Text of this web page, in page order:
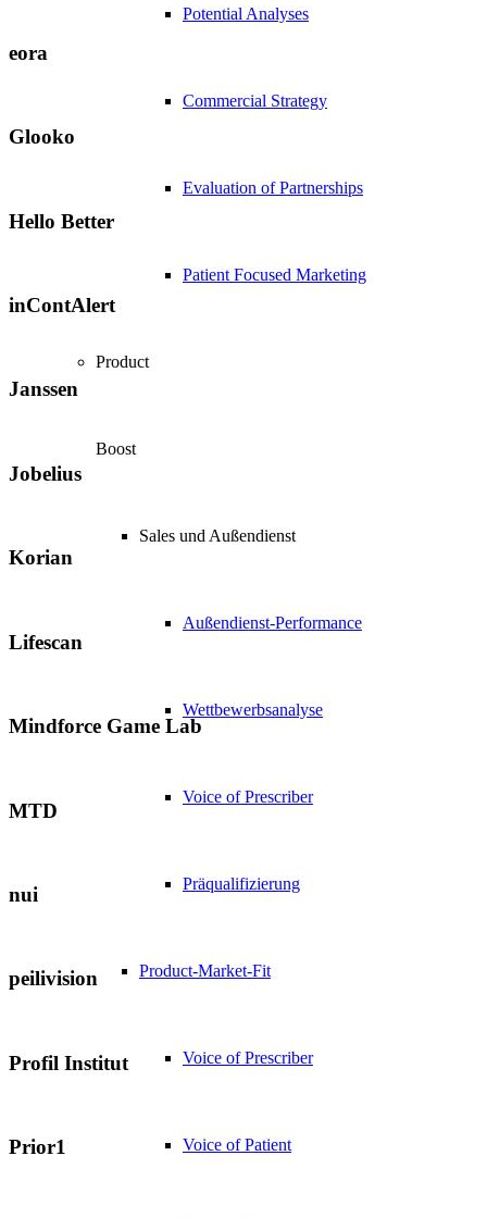
Potential Analyses
Commercial Strategy
Evaluation of Partnerships
Patient Focused Marketing
Product
Boost
Sales und Außendienst
Außendienst-Performance
Wettbewerbsanalyse
Voice of Prescriber
Präqualifizierung
Product-Market-Fit
Voice of Prescriber
Voice of Patient
eora
Glooko
Hello Better
inContAlert
Janssen
Jobelius
Korian
Lifescan
Mindforce Game Lab
MTD
nui
peilivision
Profil Institut
Prior1